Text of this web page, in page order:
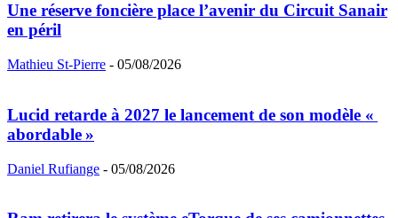
Une réserve foncière place l’avenir du Circuit Sanair
en péril
Mathieu St-Pierre - 05/08/2026
Lucid retarde à 2027 le lancement de son modèle «
abordable »
Daniel Rufiange - 05/08/2026